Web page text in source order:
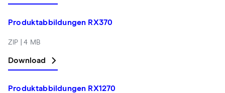
Produktabbildungen RX370
ZIP | 4 MB
Download
Produktabbildungen RX1270